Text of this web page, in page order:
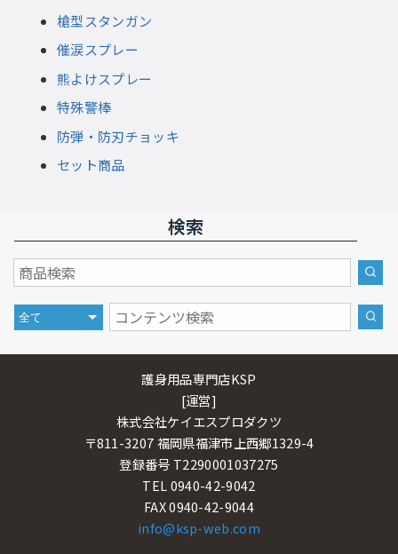
槍型スタンガン
催涙スプレー
熊よけスプレー
特殊警棒
防弾・防刃チョッキ
セット商品
検索
護身用品専門店KSP
[運営]
株式会社ケイエスプロダクツ
〒811-3207 福岡県福津市上西郷1329-4
登録番号 T2290001037275
TEL 0940-42-9042
FAX 0940-42-9044
info@ksp-web.com